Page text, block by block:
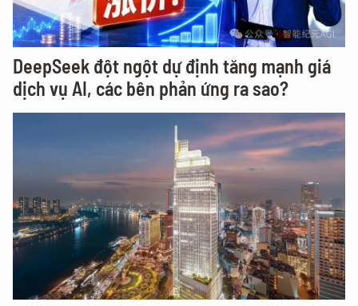
DeepSeek đột ngột dự định tăng mạnh giá
dịch vụ AI, các bên phản ứng ra sao?